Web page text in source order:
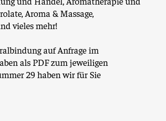
Aroma & Massage,
vieles mehr!
auf Anfrage im
als PDF zum jeweiligen
29 haben wir für Sie